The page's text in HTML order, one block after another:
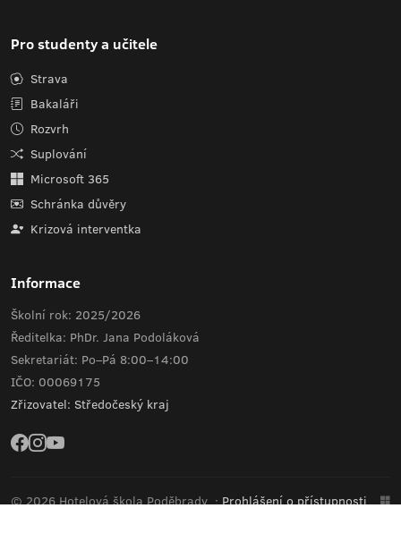
Pro studenty a učitele
Strava
Bakaláři
Rozvrh
Suplování
Microsoft 365
Schránka důvěry
Krizová interventka
Informace
Školní rok: 2025/2026
Ředitelka: PhDr. Jana Podoláková
Sekretariát: Po–Pá 8:00–14:00
IČO: 00069175
Zřizovatel: Středočeský kraj
© 2026 Hotelová škola Poděbrady·Prohlášení o přístupnosti